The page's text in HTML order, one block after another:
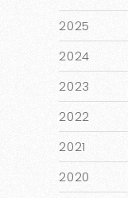
2025
2024
2023
2022
2021
2020